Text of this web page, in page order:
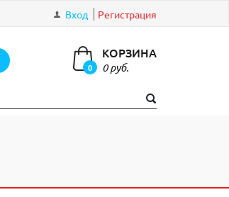
Вход Регистрация
0
КОРЗИНА
0 руб.